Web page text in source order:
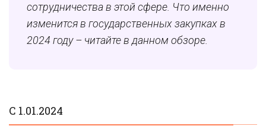
сотрудничества в этой сфере. Что именно
изменится в государственных закупках в
2024 году – читайте в данном обзоре.
С 1.01.2024